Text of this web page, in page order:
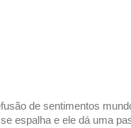
de sentimentos
espalha e ele dá uma